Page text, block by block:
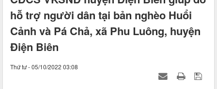
hỗ trợ người dân tại bản nghèo Huổi
Cảnh và Pá Chả, xã Phu Luông, huyện
Điện Biên
Thứ tư - 05/10/2022 03:08